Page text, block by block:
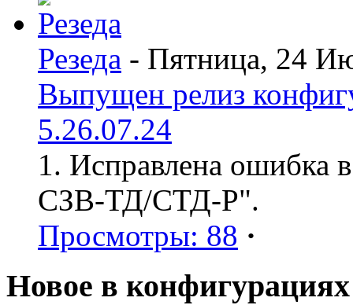
Резеда - Пятница, 24
Выпущен релиз
5.26.07.24
1. Исправлена ошибка
СЗВ-ТД/СТД-Р".
Просмотры: 88 ·
Новое в конфигурациях